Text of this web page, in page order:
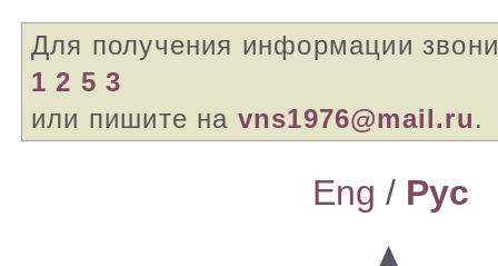
Для получения информации
1 2 5 3
или пишите на vns1976@mail.ru.
Eng / Pyc